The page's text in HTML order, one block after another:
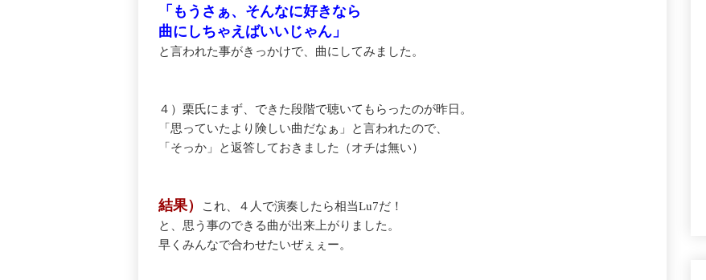
「もうさぁ、そんなに好きなら
曲にしちゃえばいいじゃん」
と言われた事がきっかけで、曲にしてみました。
４）栗氏にまず、できた段階で聴いてもらったのが昨日。
「思っていたより険しい曲だなぁ」と言われたので、
「そっか」と返答しておきました（オチは無い）
結果）
これ、４人で演奏したら相当Lu7だ！
と、思う事のできる曲が出来上がりました。
早くみんなで合わせたいぜぇぇー。